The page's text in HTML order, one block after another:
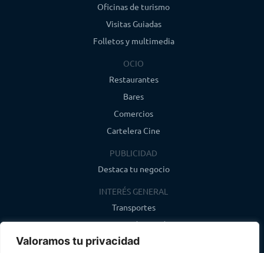
Valoramos tu privacidad
Oficinas de turismo
Visitas Guiadas
Folletos y multimedia
OCIO
Restaurantes
Bares
Comercios
Cartelera Cine
PUBLICIDAD
Destaca tu negocio
INTERÉS GENERAL
Transportes
Farmacias de guardia
Canal de WhatsApp